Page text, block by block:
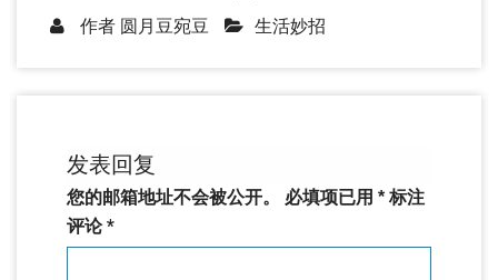
作者 圆月豆宛豆 生活妙招
发表回复
您的邮箱地址不会被公开。 必填项已用 * 标注
评论*